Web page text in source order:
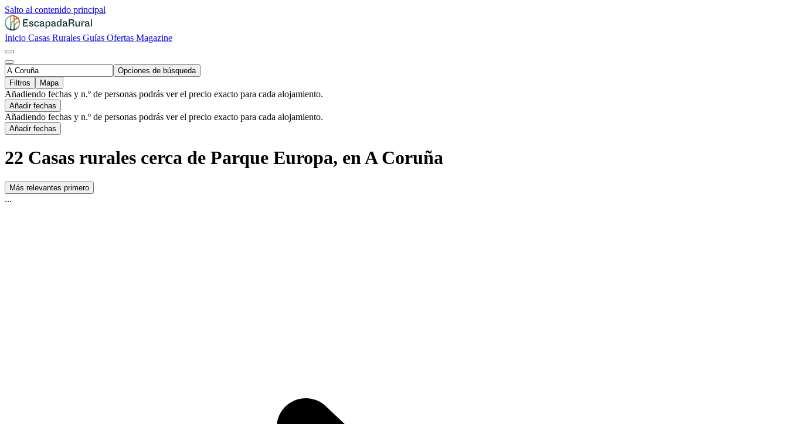
Salto al contenido principal
Inicio Casas Rurales Guías Ofertas Magazine
Opciones de búsqueda
Filtros
Mapa
Añadiendo fechas y n.º de personas podrás ver el precio exacto para cada alojamiento.
Añadir fechas
Añadiendo fechas y n.º de personas podrás ver el precio exacto para cada alojamiento.
Añadir fechas
22 Casas rurales cerca de Parque Europa, en A Coruña
Más relevantes primero
...